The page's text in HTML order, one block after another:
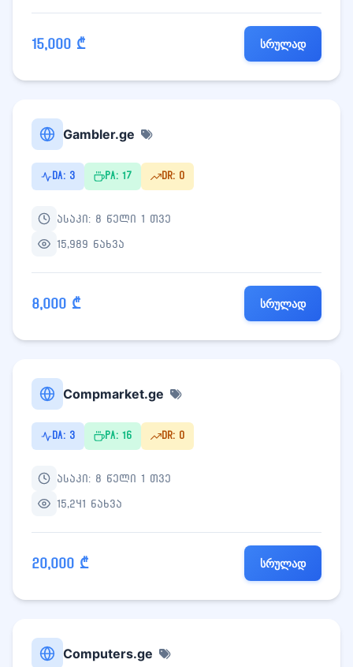
15,000 ₾ სრულად
Gambler.ge
DA: 3 PA: 17 DR: 0
ასაკი: 8 წელი 1 თვე
15,989 ნახვა
8,000 ₾ სრულად
Compmarket.ge
DA: 3 PA: 16 DR: 0
ასაკი: 8 წელი 1 თვე
15,241 ნახვა
20,000 ₾ სრულად
Computers.ge